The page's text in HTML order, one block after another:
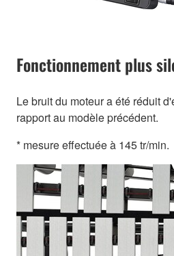
Fonctionnement plus
Le bruit du moteur a été réduit
rapport au modèle précédent.
* mesure effectuée à 145 tr/min.